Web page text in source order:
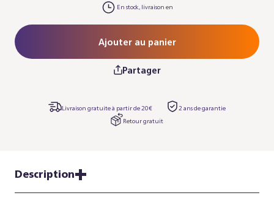
En stock, livraison en
Ajouter au panier
Partager
Livraison gratuite à partir de 20€
2 ans de garantie
Retour gratuit
Description